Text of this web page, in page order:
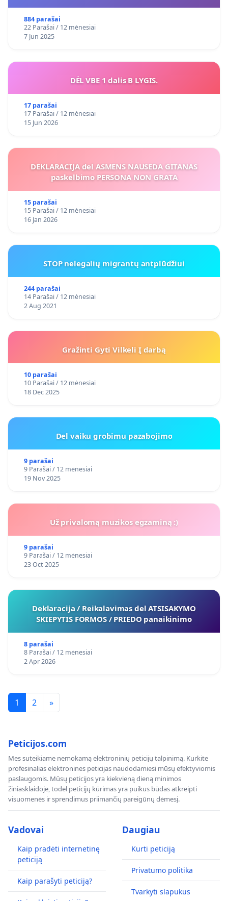
884 parašai
22 Parašai / 12 mėnesiai
7 Jun 2025
DĖL VBE 1 dalis B LYGIS.
17 parašai
17 Parašai / 12 mėnesiai
15 Jun 2026
DEKLARACIJA del ASMENS NAUSEDA GITANAS
paskelbimo PERSONA NON GRATA
15 parašai
15 Parašai / 12 mėnesiai
16 Jan 2026
STOP nelegalių migrantų antplūdžiui
244 parašai
14 Parašai / 12 mėnesiai
2 Aug 2021
Gražinti Gyti Vilkeli Į darbą
10 parašai
10 Parašai / 12 mėnesiai
18 Dec 2025
Del vaiku grobimu pazabojimo
9 parašai
9 Parašai / 12 mėnesiai
19 Nov 2025
Už privalomą muzikos egzaminą :)
9 parašai
9 Parašai / 12 mėnesiai
23 Oct 2025
Deklaracija / Reikalavimas del ATSISAKYMO
SKIEPYTIS FORMOS / PRIEDO panaikinimo
8 parašai
8 Parašai / 12 mėnesiai
2 Apr 2026
1 2 »
Peticijos.com
Mes suteikiame nemokamą elektroninių peticijų talpinimą. Kurkite
profesinalias elektronines peticijas naudodamiesi mūsų efektyviomis
paslaugomis. Mūsų peticijos yra kiekvieną dieną minimos
žiniasklaidoje, todėl peticijų kūrimas yra puikus būdas atkreipti
visuomenės ir sprendimus priimančių pareigūnų dėmesį.
Vadovai
Kaip pradėti internetinę
peticiją
Kaip parašyti peticiją?
Daugiau
Kurti peticiją
Privatumo politika
Tvarkyti slapukus